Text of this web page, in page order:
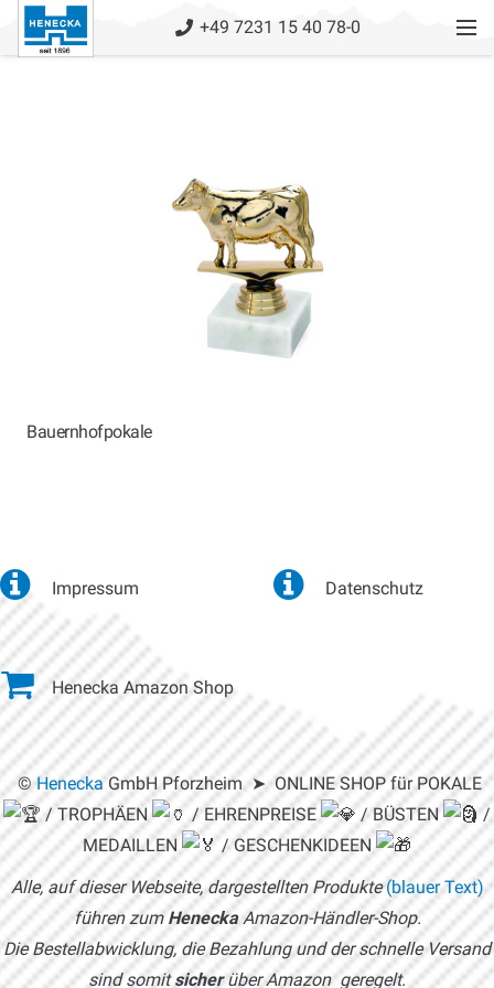
+49 7231 15 40 78-0
Bauernhofpokale
Impressum Datenschutz
Henecka Amazon Shop
©HeneckaGmbH Pforzheim ➤ ONLINE SHOP für POKALE
/ TROPHÄEN
/ EHRENPREISE / BÜSTEN
/
MEDAILLEN
/ GESCHENKIDEEN
Alle, auf dieser Webseite, dargestellten Produkte(blauer Text)
führen zumHeneckaAmazon-Händler-Shop.
Die Bestellabwicklung, die Bezahlung und der schnelle Versand
sind somitsicherüber Amazon geregelt.